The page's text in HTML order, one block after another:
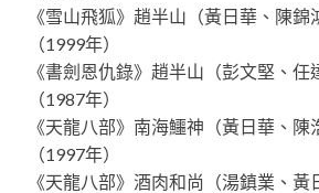
《雪山飛狐》趙半山（黃日華、陳錦
（1999年）
《書劍恩仇錄》趙半山（彭文堅、任
（1987年）
《天龍八部》南海鱷神（黃日華、陳
（1997年）
《天龍八部》酒肉和尚（湯鎮業、黃